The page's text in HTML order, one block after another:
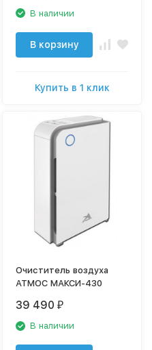
В наличии
В корзину
Купить в 1 клик
Очиститель воздуха
АТМОС МАКСИ-430
39 490 ₽
В наличии